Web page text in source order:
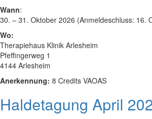
Wann:
30. – 31. Oktober 2026 (Anmeldeschluss: 16.
Wo:
Therapiehaus Klinik Arlesheim
Pfeffingerweg 1
4144 Arlesheim
Anerkennung: 8 Credits VAOAS
Haldetagung April